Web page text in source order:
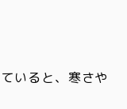
いると、 寒さや